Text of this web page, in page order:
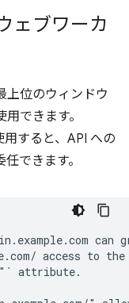
ェブワーカ
上位のウィンドウ
できます。
用すると、API への
できます。
can
access to
attribute.